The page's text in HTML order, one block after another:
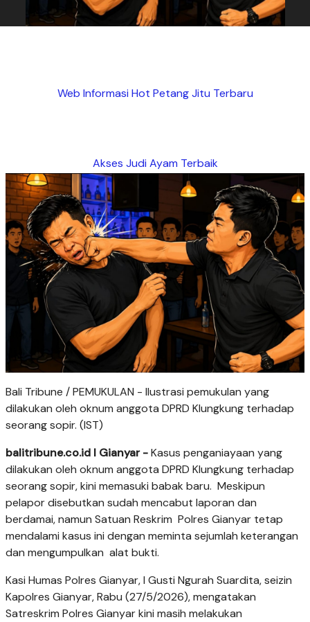
Web Informasi Hot Petang Jitu Terbaru
Akses Judi Ayam Terbaik
Bali Tribune / PEMUKULAN - Ilustrasi pemukulan yang
dilakukan oleh oknum anggota DPRD Klungkung terhadap
seorang sopir. (IST)
balitribune.co.id I Gianyar -Kasus penganiayaan yang
dilakukan oleh oknum anggota DPRD Klungkung terhadap
seorang sopir, kini memasuki babak baru. Meskipun
pelapor disebutkan sudah mencabut laporan dan
berdamai, namun Satuan Reskrim Polres Gianyar tetap
mendalami kasus ini dengan meminta sejumlah keterangan
dan mengumpulkan alat bukti.
Kasi Humas Polres Gianyar, I Gusti Ngurah Suardita, seizin
Kapolres Gianyar, Rabu (27/5/2026), mengatakan
Satreskrim Polres Gianyar kini masih melakukan